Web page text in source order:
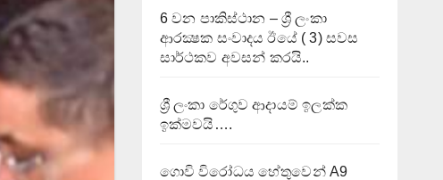
6 වන පාකිස්ථාන – ශ්‍රී ලංකා
ආරක්‍ෂක සංවාදය ඊයේ ( 3) සවස
සාර්ථකව අවසන් කරයි..
ශ්‍රී ලංකා රේගුව ආදායම් ඉලක්ක
ඉක්මවයි….
ගොවි විරෝධය හේතුවෙන් A9